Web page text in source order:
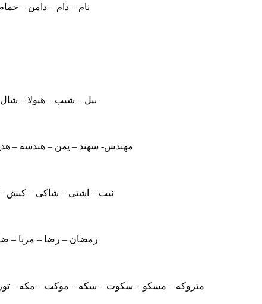
نام – دام – دامن –
بیل – شیب – هیولا –
مهندس- سهند – یمن – هندسه –
نیت – اشتی – شاکی – کیش
رمضان – رضا – مربا –
متروکه – مسکو – سکوت – سکه – موکت – مکه –